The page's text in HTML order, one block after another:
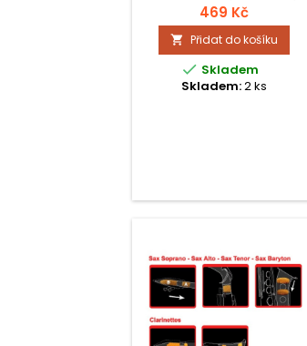
americká stopka.
469 Kč
 Přidat do košíku
 Skladem
Skladem:2 ks